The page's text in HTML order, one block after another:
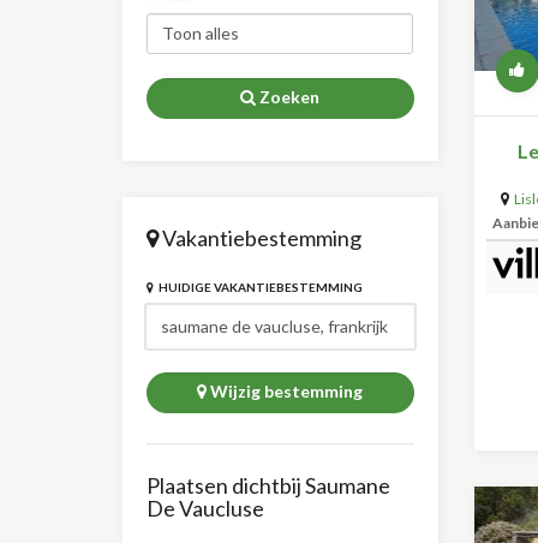
Zoeken
Vakantiebestemming
HUIDIGE VAKANTIEBESTEMMING
Wijzig bestemming
Plaatsen dichtbij Saumane
De Vaucluse